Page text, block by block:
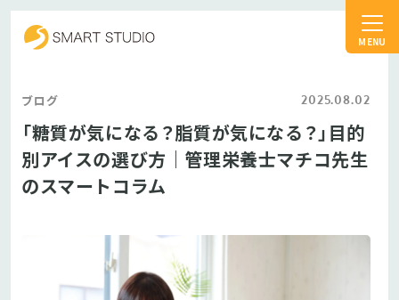
ブログ 2025.08.02
「糖質が気になる？脂質が気になる？」目的
別アイスの選び方｜管理栄養士マチコ先生
のスマートコラム